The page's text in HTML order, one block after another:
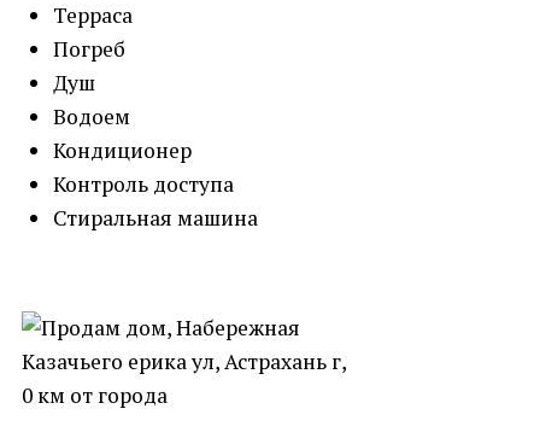
Терраса
Погреб
Душ
Водоем
Кондиционер
Контроль доступа
Стиральная машина